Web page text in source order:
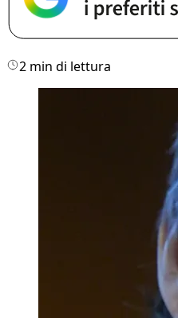
2 min di lettura